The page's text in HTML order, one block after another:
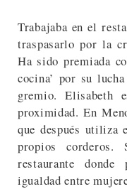
Trabajaba en el
traspasarlo por la
Ha sido premiada
cocina’ por su
gremio. Elisabeth
proximidad. En
que después utiliza
propios
restaurante
igualdad entre